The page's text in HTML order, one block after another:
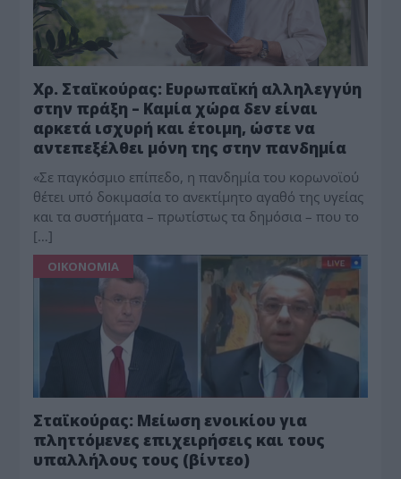
Χρ. Σταϊκούρας: Ευρωπαϊκή αλληλεγγύη
στην πράξη – Καμία χώρα δεν είναι
αρκετά ισχυρή και έτοιμη, ώστε να
αντεπεξέλθει μόνη της στην πανδημία
«Σε παγκόσμιο επίπεδο, η πανδημία του κορωνοϊού
θέτει υπό δοκιμασία το ανεκτίμητο αγαθό της υγείας
και τα συστήματα – πρωτίστως τα δημόσια – που το
[…]
ΟΙΚΟΝΟΜΙΑ
Σταϊκούρας: Μείωση ενοικίου για
πληττόμενες επιχειρήσεις και τους
υπαλλήλους τους (βίντεο)